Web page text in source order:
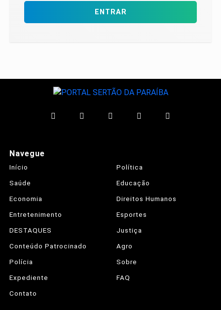
ENTRAR
Navegue
Início
Política
Saúde
Educação
Economia
Direitos Humanos
Entretenimento
Esportes
DESTAQUES
Justiça
Conteúdo Patrocinado
Agro
Polícia
Sobre
Expediente
FAQ
Contato